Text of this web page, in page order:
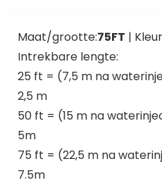
Maat/grootte:75FT |
Intrekbare lengte:
25 ft = (7,5 m na
2,5 m
50 ft = (15 m na
5m
75 ft = (22,5 m na
7.5m